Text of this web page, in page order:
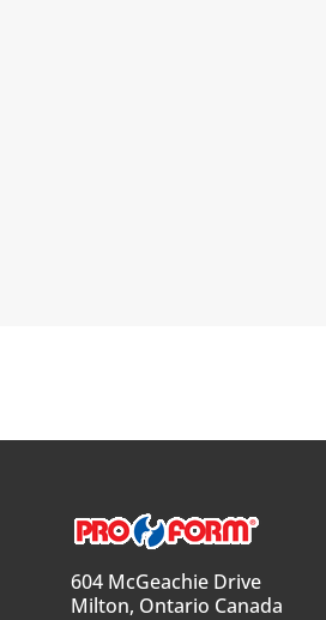
604 McGeachie Drive
Milton, Ontario Canada